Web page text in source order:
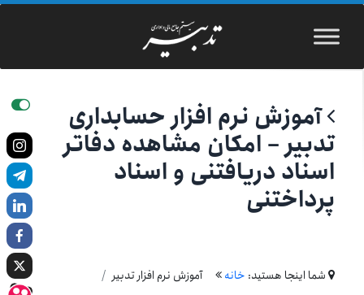
آموزش نرم افزار حسابداری
تدبیر – امکان مشاهده دفاتر
اسناد دریافتنی و اسناد
پرداختنی
شما اینجا هستید: خانه
آموزش نرم افزار تدبیر